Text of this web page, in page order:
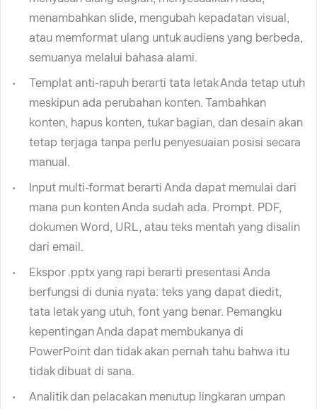
menambahkan slide, mengubah kepadatan visual,
atau memformat ulang untuk audiens yang berbeda,
semuanya melalui bahasa alami.
Templat anti-rapuh berarti tata letak Anda tetap utuh
meskipun ada perubahan konten. Tambahkan
konten, hapus konten, tukar bagian, dan desain akan
tetap terjaga tanpa perlu penyesuaian posisi secara
manual.
Input multi-format berarti Anda dapat memulai dari
mana pun konten Anda sudah ada. Prompt. PDF,
dokumen Word, URL, atau teks mentah yang disalin
dari email.
Ekspor .pptx yang rapi berarti presentasi Anda
berfungsi di dunia nyata: teks yang dapat diedit,
tata letak yang utuh, font yang benar. Pemangku
kepentingan Anda dapat membukanya di
PowerPoint dan tidak akan pernah tahu bahwa itu
tidak dibuat di sana.
Analitik dan pelacakan menutup lingkaran umpan